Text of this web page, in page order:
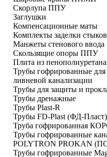
Скорлупа ППУ
Заглушки
Компенсационные маты
Комплекты заделки стыков
Манжеты стенового ввода
Скользящие опоры ППУ
Плита из
Трубы гофрированные для
ливневой канализации
Трубы для защиты и
Трубы дренажные
Трубы Plast-R
Трубы FD-Plast (ФД-Пласт)
Труба гофрированная
Трубы гофрированные
POLYTRON PROKAN
Трубы гофрированные